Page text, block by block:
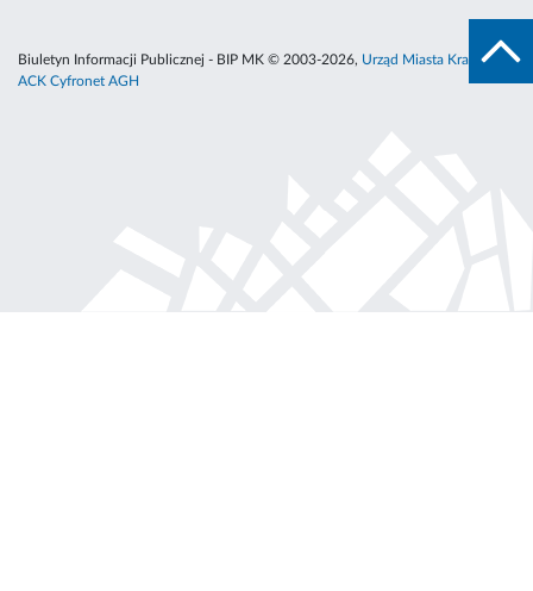
Biuletyn Informacji Publicznej - BIP MK © 2003-2026, Urząd Miasta Krakowa
ACK Cyfronet AGH